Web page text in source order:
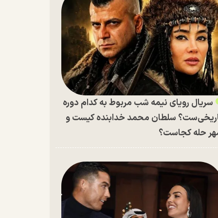
سریال رویای نیمه شب مربوط به کدام دوره
سلطان محمد خدابنده کیست و
حله کجاست؟